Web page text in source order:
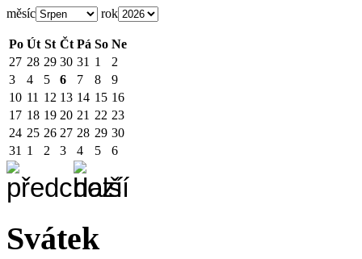
měsíc rok
Po Út St Čt Pá So Ne
27 28 29 30 31 1
2
3
4 5 6 7 8
9
10 11 12 13 14 15 16
17 18 19 20 21 22 23
24 25 26 27 28 29 30
31 1 2 3 4 5 6
Svátek